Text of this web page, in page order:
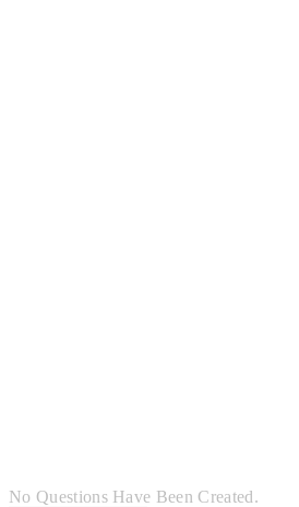
No Questions Have Been Created.